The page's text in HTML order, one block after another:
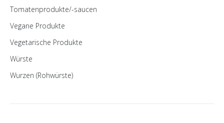
Tomatenprodukte/-saucen
Vegane Produkte
Vegetarische Produkte
Würste
Wurzen (Rohwürste)